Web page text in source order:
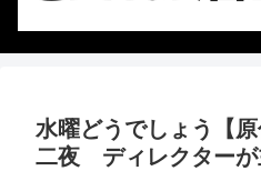
水曜どうでしょう【
二夜 ディレクターが